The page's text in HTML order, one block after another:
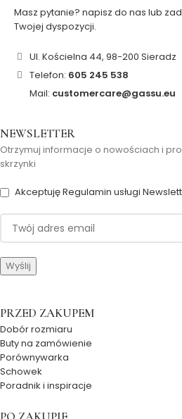
Masz pytanie? napisz do nas lub
Twojej dyspozycji.
Ul. Kościelna 44, 98-200 Sieradz
Telefon: 605 245 538
Mail: customercare@gassu.eu
NEWSLETTER
Otrzymuj informacje o nowościach i
skrzynki
Akceptuję Regulamin usługi
PRZED ZAKUPEM
Dobór rozmiaru
Buty na zamówienie
Porównywarka
Schowek
Poradnik i inspiracje